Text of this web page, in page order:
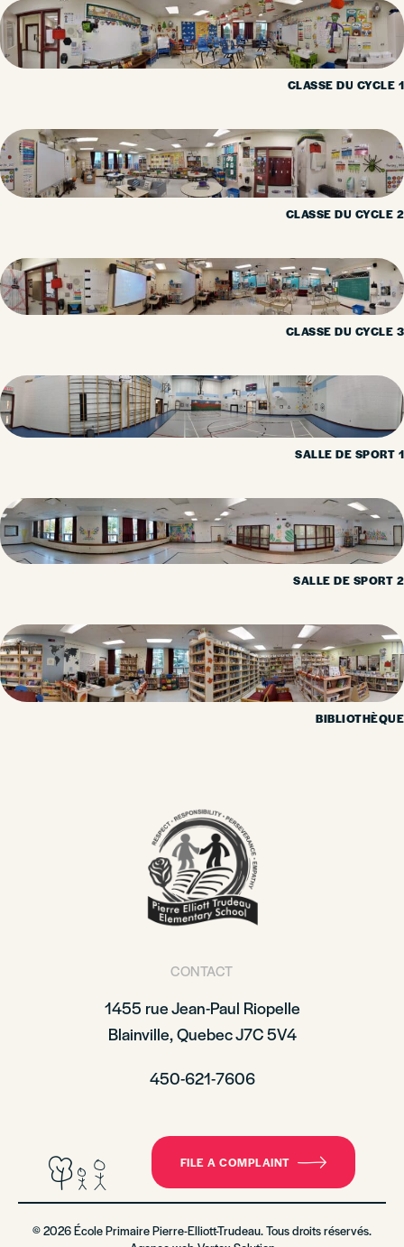
CLASSE DU CYCLE 1
CLASSE DU CYCLE 2
CLASSE DU CYCLE 3
SALLE DE SPORT 1
SALLE DE SPORT 2
BIBLIOTHÈQUE
CONTACT
1455 rue Jean-Paul Riopelle
Blainville, Quebec J7C 5V4
450-621-7606
FILE A COMPLAINT
© 2026 École Primaire Pierre-Elliott-Trudeau. Tous droits réservés.